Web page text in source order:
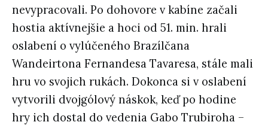
nevypracovali. Po dohovore v kabíne začali
hostia aktívnejšie a hoci od 51. min. hrali
oslabení o vylúčeného Brazílčana
Wandeirtona Fernandesa Tavaresa, stále mali
hru vo svojich rukách. Dokonca si v oslabení
vytvorili dvojgólový náskok, keď po hodine
hry ich dostal do vedenia Gabo Trubiroha –